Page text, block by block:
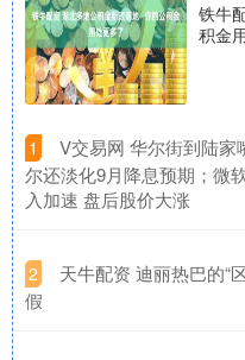
铁牛
积金
1
​V交易网 华尔街到陆家
尔还淡化9月降息预期；微
入加速 盘后股价大涨
2
天牛配资 迪丽热巴的“
假